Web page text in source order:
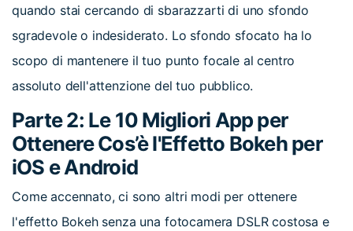
quando stai cercando di sbarazzarti di uno sfondo
sgradevole o indesiderato. Lo sfondo sfocato ha lo
scopo di mantenere il tuo punto focale al centro
assoluto dell'attenzione del tuo pubblico.
Parte 2: Le 10 Migliori App per
Ottenere Cos’è l'Effetto Bokeh per
iOS e Android
Come accennato, ci sono altri modi per ottenere
l'effetto Bokeh senza una fotocamera DSLR costosa e